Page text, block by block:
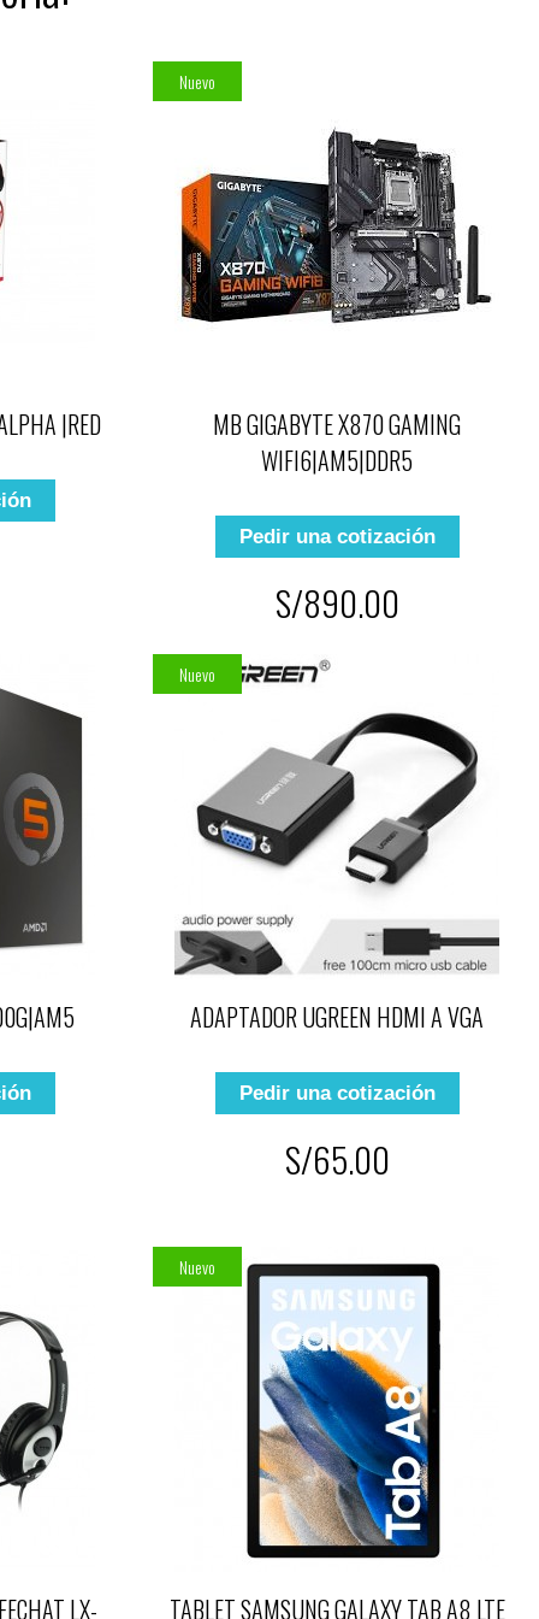
|RED
Nuevo
MB GIGABYTE X870 GAMING
WIFI6|AM5|DDR5
Pedir una cotización
S/890.00
Nuevo
ADAPTADOR UGREEN HDMI A VGA
Pedir una cotización
S/65.00
LX-
Nuevo
TABLET SAMSUNG GALAXY TAB A8 LTE